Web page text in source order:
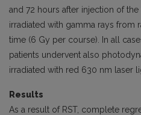
and 72 hours after injection of
irradiated with gamma rays from
time (6 Gy per course). In all
patients undervent also
irradiated with red 630 nm laser
Results
As a result of RST, complete